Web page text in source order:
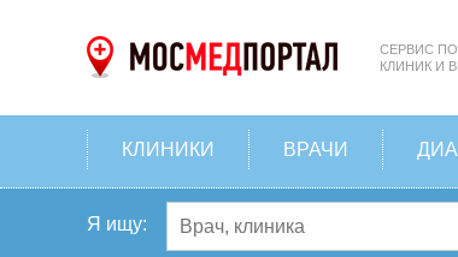
СЕРВИС
КЛИНИК И
КЛИНИКИ ВРАЧИ
Я ищу: